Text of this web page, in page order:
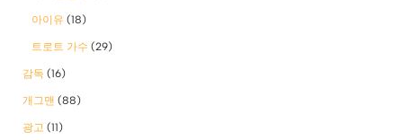
아이유 (18)
트로트 가수 (29)
감독 (16)
개그맨 (88)
광고 (11)